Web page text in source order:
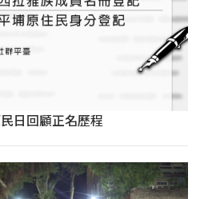
日回顧正名歷程